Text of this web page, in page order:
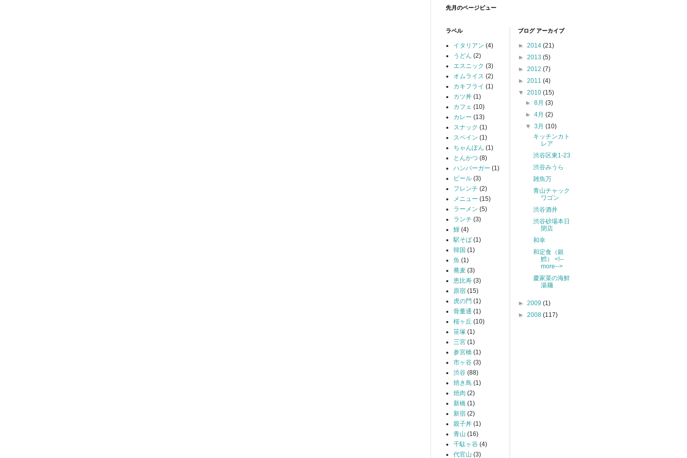
先月のページビュー
ラベル
イタリアン (4)
うどん (2)
エスニック (3)
オムライス (2)
カキフライ (1)
カツ丼 (1)
カフェ (10)
カレー (13)
スナック (1)
スペイン (1)
ちゃんぽん (1)
とんかつ (8)
ハンバーガー (1)
ビール (3)
フレンチ (2)
メニュー (15)
ラーメン (5)
ランチ (3)
鰻 (4)
駅そば (1)
韓国 (1)
魚 (1)
蕎麦 (3)
恵比寿 (3)
原宿 (15)
虎の門 (1)
骨董通 (1)
桜ヶ丘 (10)
笹塚 (1)
三宮 (1)
参宮橋 (1)
市ヶ谷 (3)
渋谷 (88)
焼き鳥 (1)
焼肉 (2)
新橋 (1)
新宿 (2)
親子丼 (1)
青山 (16)
千駄ヶ谷 (4)
代官山 (3)
ブログ アーカイブ
► 2014 (21)
► 2013 (5)
► 2012 (7)
► 2011 (4)
▼ 2010 (15)
►8月(3)
►4月(2)
▼3月(10)
キッチンカト
レア
渋谷区東1-23
渋谷みうら
雑魚万
青山チャック
ワゴン
渋谷酒井
渋谷砂場本日
閉店
和幸
和定食（銀
鱈） <!--
more-->
慶家菜の海鮮
湯麺
► 2009 (1)
► 2008 (117)